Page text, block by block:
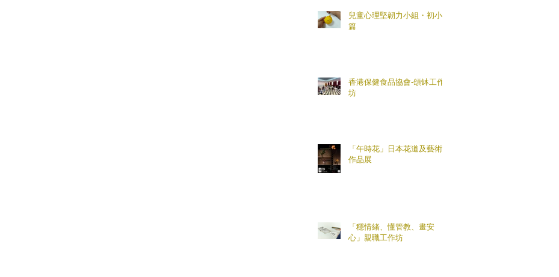
兒童心理堅韌力小組・初小
篇
香港保健食品協會-頌缽工作
坊
「午時花」日本花道及藝術
作品展
「穩情緒、懂管教、畫安
心」親職工作坊